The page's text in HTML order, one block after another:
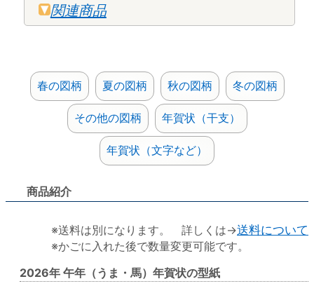
関連商品
春の図柄 夏の図柄 秋の図柄 冬の図柄
その他の図柄 年賀状（干支）
年賀状（文字など）
商品紹介
※送料は別になります。 詳しくは→送料について
※かごに入れた後で数量変更可能です。
2026年 午年（うま・馬）年賀状の型紙